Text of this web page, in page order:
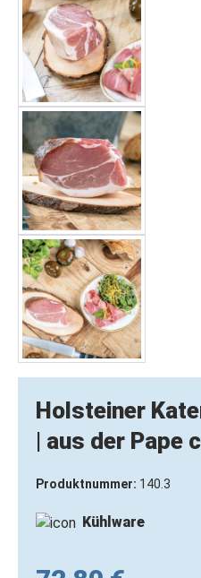
Holsteiner
| aus der Pape
Produktnummer: 140.3
Kühlware